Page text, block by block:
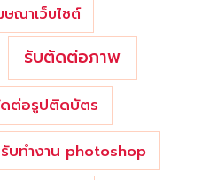
ษณาเว็บไซต์
รับตัดต่อภาพ
ต่อรูปติดบัตร
รับทำงาน photoshop